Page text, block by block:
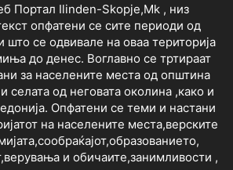
Портал Ilinden-Skopje,Mk , низ
опфатени се сите периоди од
што се одвивале на оваа територија
до денес. Воглавно се тртираат
за населените места од општина
селата од неговата околина ,како и
Опфатени се теми и настани
на населените места,верските
и обичаите,занимливости ,